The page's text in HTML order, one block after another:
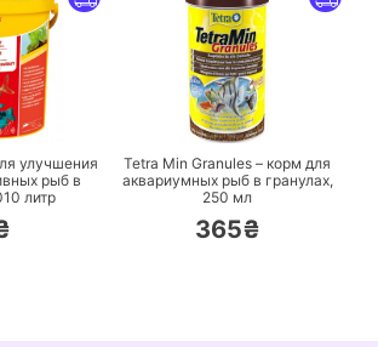
улучшения
рыб в
литр
ПЕРЕЙТИ
Tetra Min Granules – корм для
аквариумных рыб в гранулах,
250 мл
365₴